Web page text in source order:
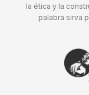
la ética y la
palabra sirva